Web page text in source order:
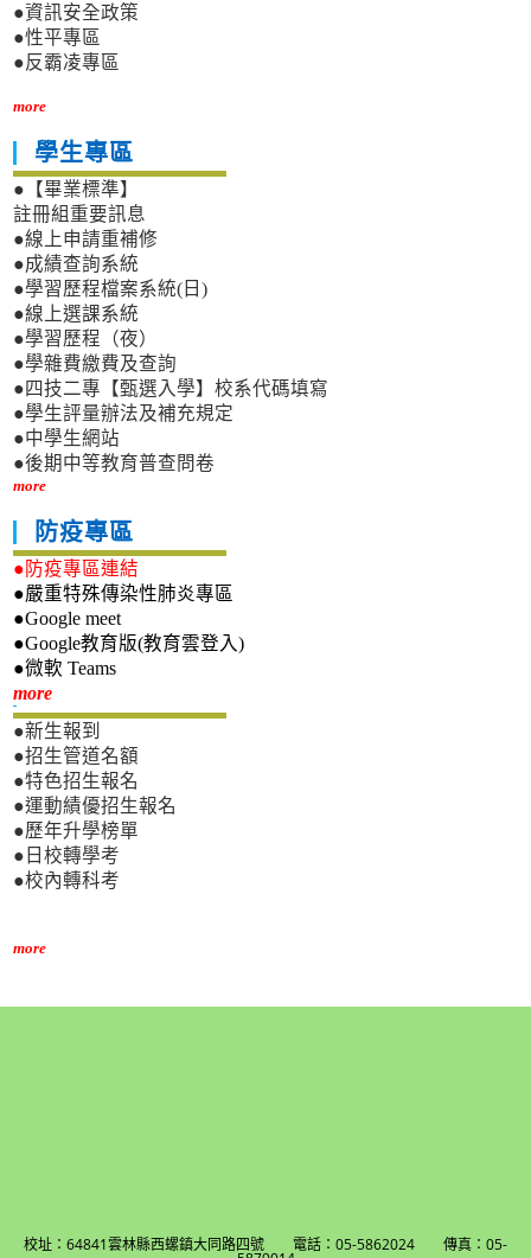
●資訊安全政策
●性平專區
●反霸凌專區
more
學生專區
●【畢業標準】
註冊組重要訊息
●線上申請重補修
●成績查詢系統
●學習歷程檔案系統(日)
●線上選課系統
●學習歷程（夜）
●學雜費繳費及查詢
●四技二專【甄選入學】校系代碼填寫
●學生評量辦法及補充規定
●中學生網站
●後期中等教育普查問卷
more
防疫專區
●防疫專區連結
●嚴重特殊傳染性肺炎專區
●Google meet
●Google教育版(教育雲登入)
●微軟 Teams
more新生專區
●新生報到
●招生管道名額
●特色招生報名
●運動績優招生報名
●歷年升學榜單
●日校轉學考
●校內轉科考
more
校址：64841雲林縣西螺鎮大同路四號 電話：05-5862024 傳真：05-